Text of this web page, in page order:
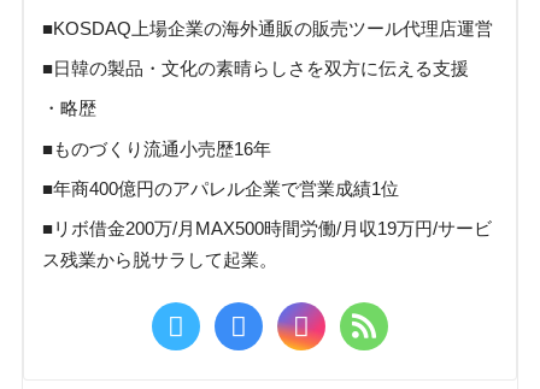
■KOSDAQ上場企業の海外通販の販売ツール代理店運営
■日韓の製品・文化の素晴らしさを双方に伝える支援
・略歴
■ものづくり流通小売歴16年
■年商400億円のアパレル企業で営業成績1位
■リボ借金200万/月MAX500時間労働/月収19万円/サービ
ス残業から脱サラして起業。